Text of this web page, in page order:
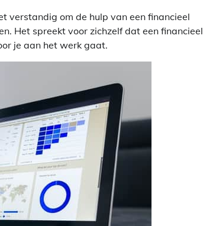
verstandig om de hulp van een financieel
Het spreekt voor zichzelf dat een financieel
je aan het werk gaat.